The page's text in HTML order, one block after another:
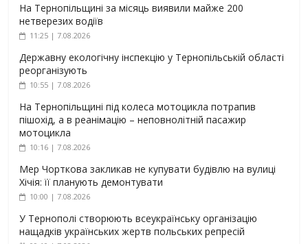
На Тернопільщині за місяць виявили майже 200
нетверезих водіїв
11:25 | 7.08.2026
Державну екологічну інспекцію у Тернопільській області
реорганізують
10:55 | 7.08.2026
На Тернопільщині під колеса мотоцикла потрапив
пішохід, а в реанімацію – неповнолітній пасажир
мотоцикла
10:16 | 7.08.2026
Мер Чорткова закликав не купувати будівлю на вулиці
Хічія: її планують демонтувати
10:00 | 7.08.2026
У Тернополі створюють всеукраїнську організацію
нащадків українських жертв польських репресій